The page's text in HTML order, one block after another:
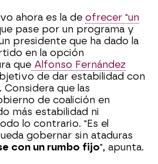
ahora es la de ofrecer "un
pase por un programa y
presidente que ha dado la
en la opción
que Alfonso Fernández
de dar estabilidad con
Considera que las
de coalición en
más estabilidad ni
lo contrario. "Es el
gobernar sin ataduras
con un rumbo fijo", apunta.